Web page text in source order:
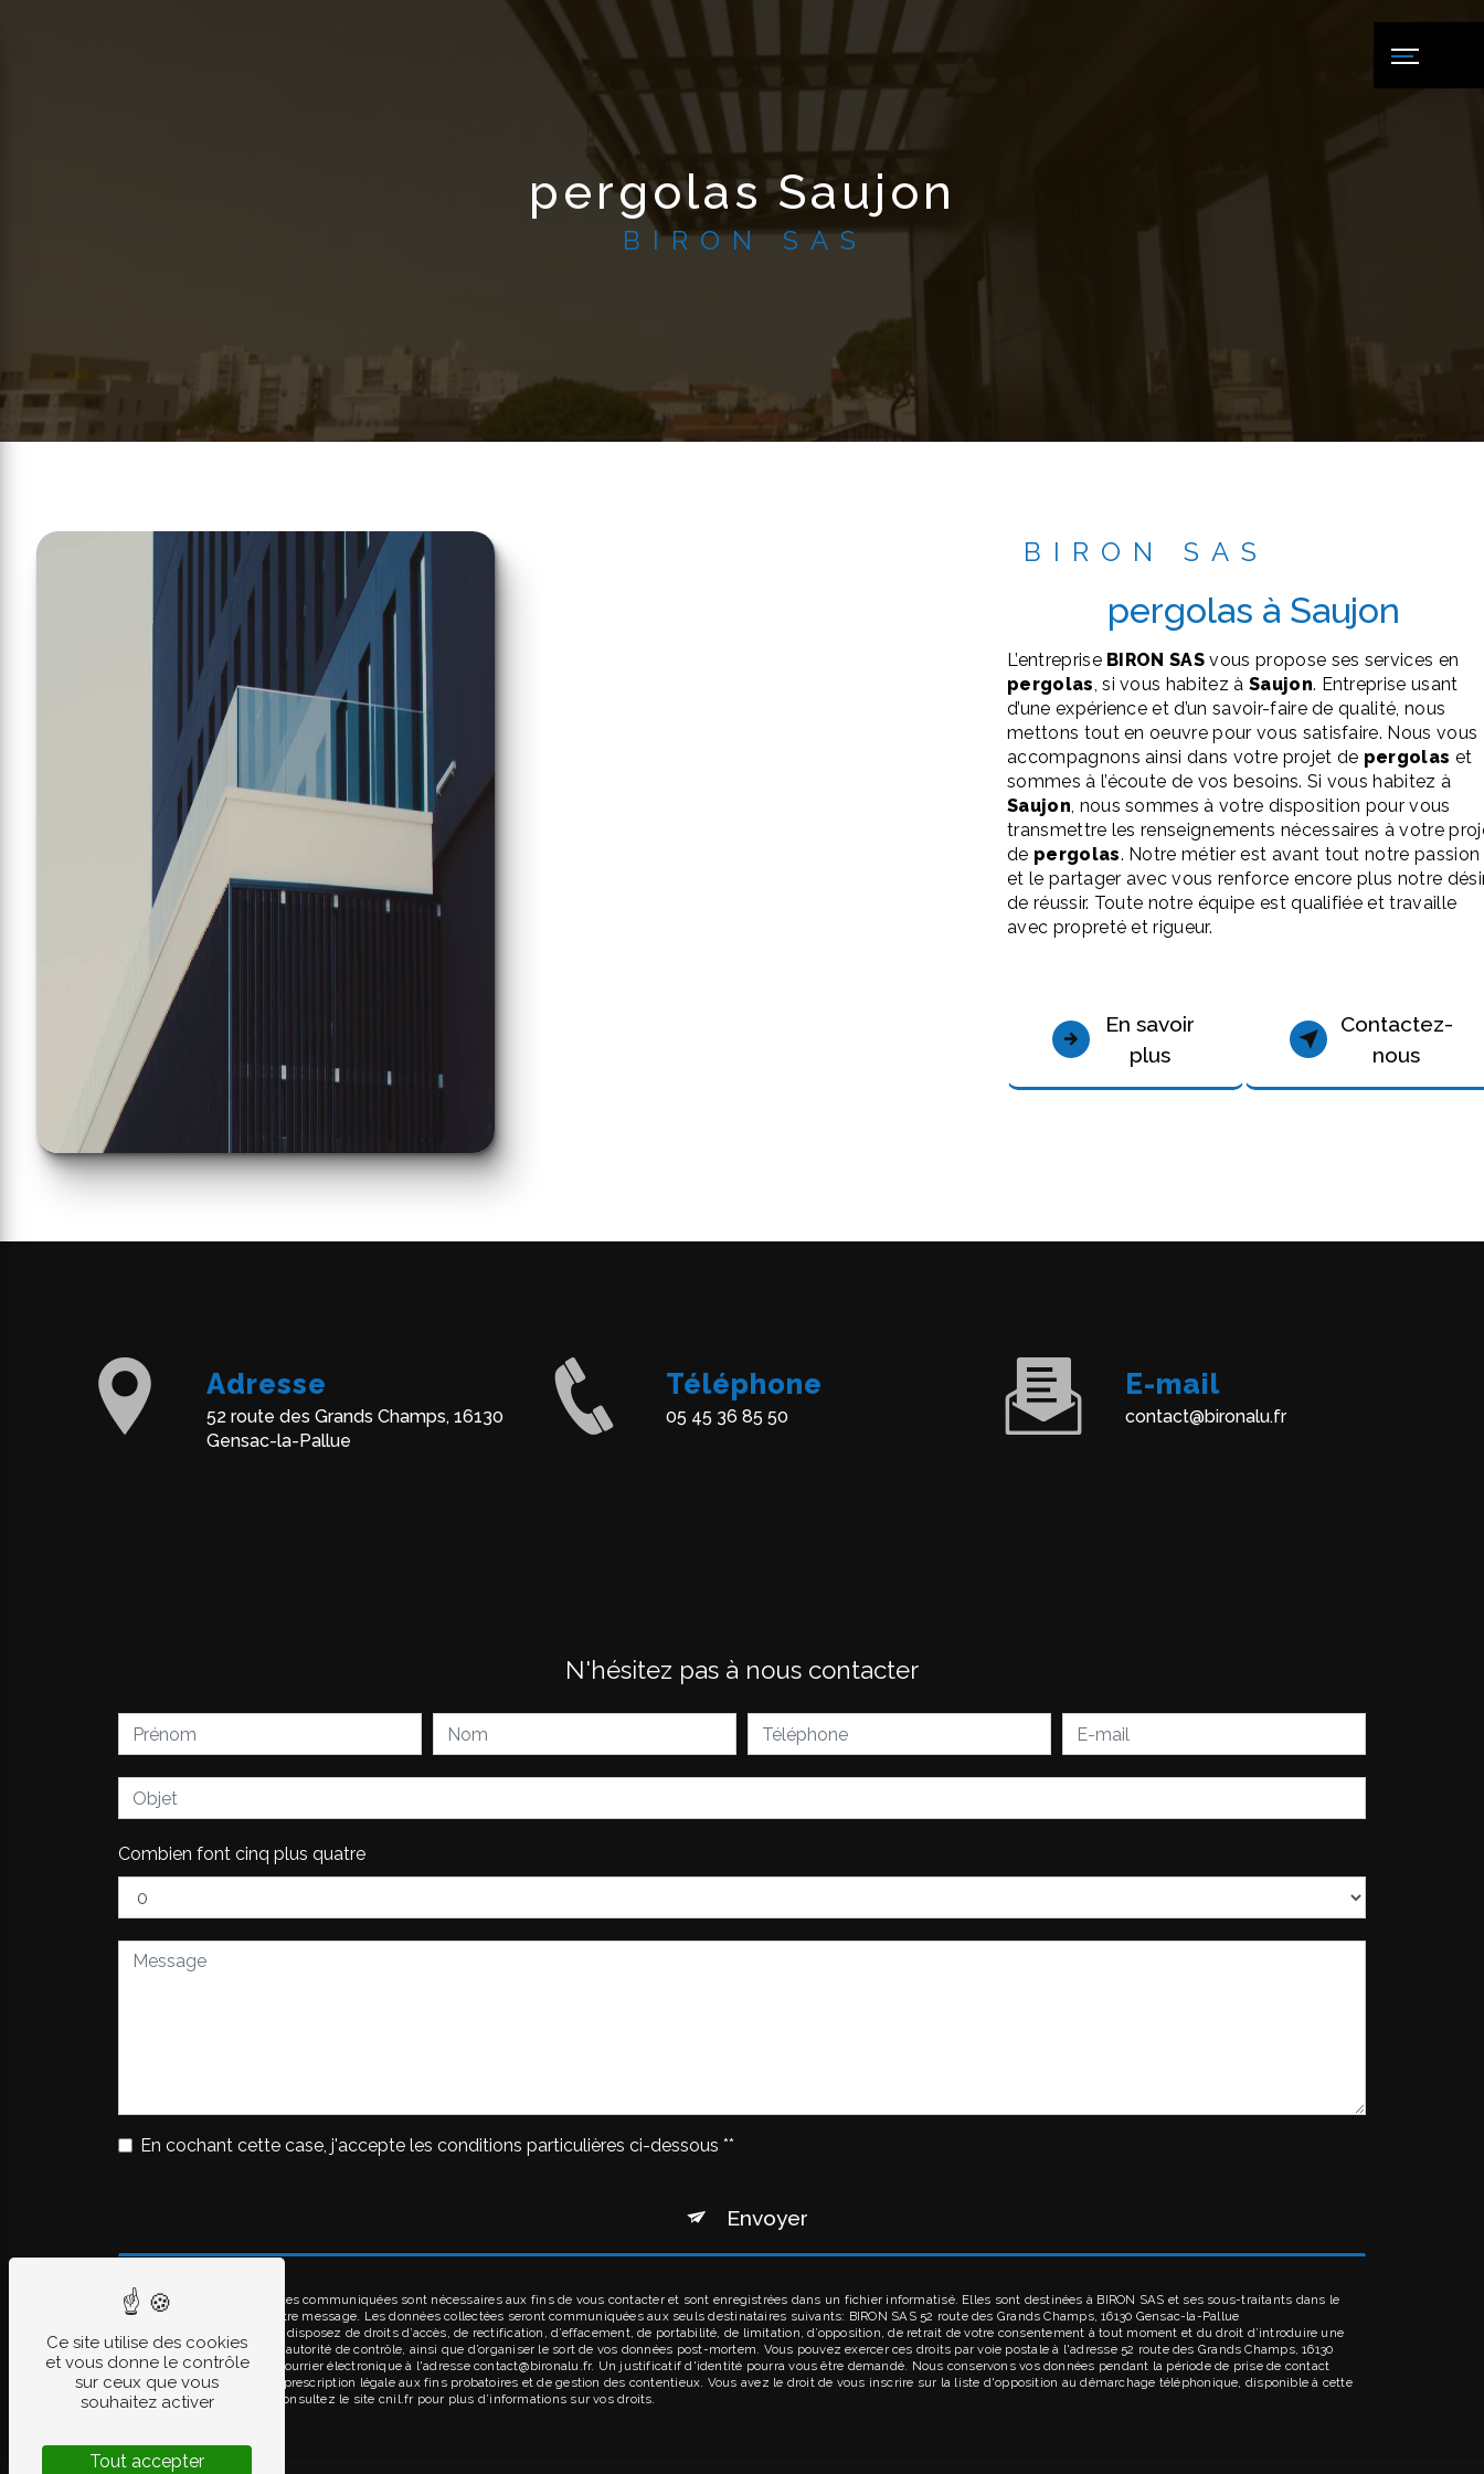
pergolas Saujon
BIRON SAS
BIRON SAS
pergolas à Saujon
L’entreprise BIRON SAS vous propose ses services en
pergolas, si vous habitez à Saujon. Entreprise usant
d’une expérience et d’un savoir-faire de qualité, nous
mettons tout en oeuvre pour vous satisfaire. Nous vous
accompagnons ainsi dans votre projet de pergolas et
sommes à l’écoute de vos besoins. Si vous habitez à
Saujon, nous sommes à votre disposition pour vous
transmettre les renseignements nécessaires à votre
de pergolas. Notre métier est avant tout notre passion
et le partager avec vous renforce encore plus notre
de réussir. Toute notre équipe est qualifiée et travaille
avec propreté et rigueur.
En savoir
plus
Contactez-
nous
Adresse
52 route des Grands Champs, 16130
Gensac-la-Pallue
Téléphone
05 45 36 85 50
E-mail
contact@bironalu.fr
N'hésitez pas à nous contacter
Combien font cinq plus quatre
En cochant cette case, j'accepte les conditions particulières ci-dessous **
Envoyer
** Les données personnelles communiquées sont nécessaires aux fins de vous contacter et sont enregistrées dans un fichier informatisé. Elles sont destinées à BIRON SAS et ses sous-traitants dans le
seul but de répondre à votre message. Les données collectées seront communiquées aux seuls destinataires suivants: BIRON SAS 52 route des Grands Champs, 16130 Gensac-la-Pallue
contact@bironalu.fr. Vous disposez de droits d’accès, de rectification, d’effacement, de portabilité, de limitation, d’opposition, de retrait de votre consentement à tout moment et du droit d’introduire une
réclamation auprès d’une autorité de contrôle, ainsi que d’organiser le sort de vos données post-mortem. Vous pouvez exercer ces droits par voie postale à l'adresse 52 route des Grands Champs, 16130
Gensac-la-Pallue ou par courrier électronique à l'adresse contact@bironalu.fr. Un justificatif d'identité pourra vous être demandé. Nous conservons vos données pendant la période de prise de contact
puis pendant la durée de prescription légale aux fins probatoires et de gestion des contentieux. Vous avez le droit de vous inscrire sur la liste d'opposition au démarchage téléphonique, disponible à cette
adresse:Bloctel.gouv.fr . Consultez le site cnil.fr pour plus d’informations sur vos droits.
Ce site utilise des cookies
et vous donne le contrôle
sur ceux que vous
souhaitez activer
Tout accepter